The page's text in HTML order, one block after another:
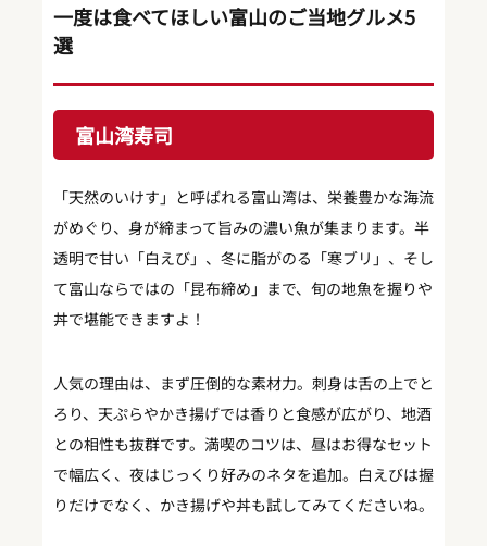
一度は食べてほしい富山のご当地グルメ5
選
富山湾寿司
「天然のいけす」と呼ばれる富山湾は、栄養豊かな海流
がめぐり、身が締まって旨みの濃い魚が集まります。半
透明で甘い「白えび」、冬に脂がのる「寒ブリ」、そし
て富山ならではの「昆布締め」まで、旬の地魚を握りや
丼で堪能できますよ！
人気の理由は、まず圧倒的な素材力。刺身は舌の上でと
ろり、天ぷらやかき揚げでは香りと食感が広がり、地酒
との相性も抜群です。満喫のコツは、昼はお得なセット
で幅広く、夜はじっくり好みのネタを追加。白えびは握
りだけでなく、かき揚げや丼も試してみてくださいね。